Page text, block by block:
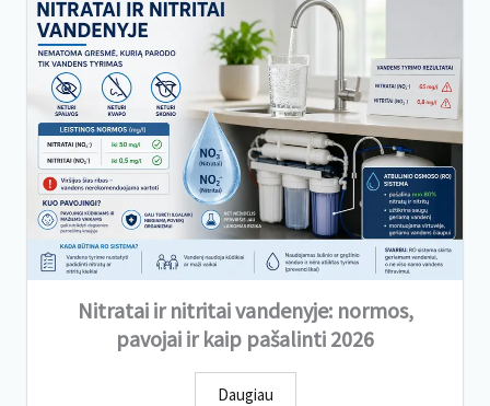
Nitratai ir nitritai vandenyje: normos,
pavojai ir kaip pašalinti 2026
Daugiau